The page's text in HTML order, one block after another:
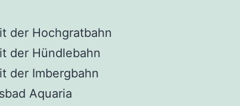
der Hochgratbahn
der Hündlebahn
der Imbergbahn
Aquaria